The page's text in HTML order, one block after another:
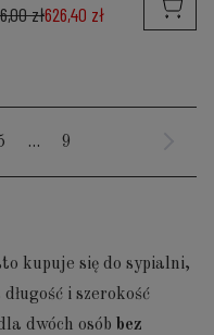
626,40 zł
zł
... 9
kupuje się do sypialni,
i szerokość
dwóch osób bez